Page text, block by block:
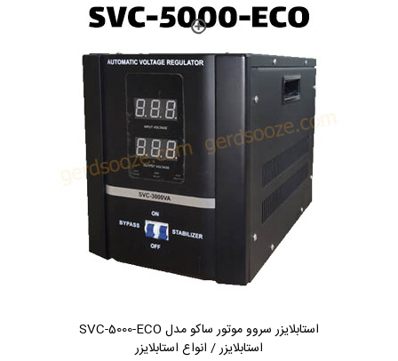
استابلایزر سروو موتور ساکو مدل SVC-5000-ECO
استابلایزر / انواع استابلایزر